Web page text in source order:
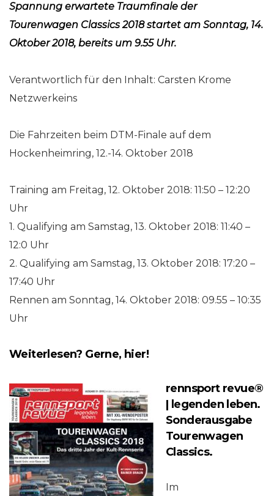
Spannung erwartete Traumfinale der
Tourenwagen Classics 2018 startet am Sonntag, 14.
Oktober 2018, bereits um 9.55 Uhr.
Verantwortlich für den Inhalt: Carsten Krome
Netzwerkeins
Die Fahrzeiten beim DTM-Finale auf dem
Hockenheimring, 12.-14. Oktober 2018
Training am Freitag, 12. Oktober 2018: 11:50 – 12:20
Uhr
1. Qualifying am Samstag, 13. Oktober 2018: 11:40 –
12:0 Uhr
2. Qualifying am Samstag, 13. Oktober 2018: 17:20 –
17:40 Uhr
Rennen am Sonntag, 14. Oktober 2018: 09.55 – 10:35
Uhr
Weiterlesen? Gerne, hier!
rennsport revue®
| legenden leben.
Sonderausgabe
Tourenwagen
Classics.
Im